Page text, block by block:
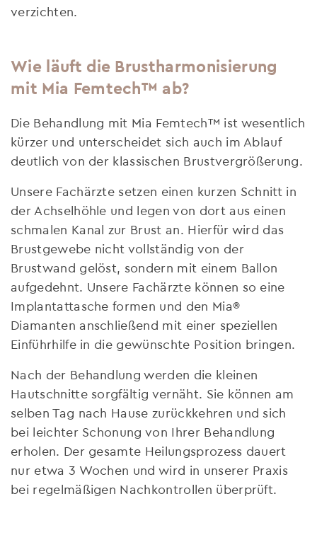
verzichten.
Wie läuft die Brustharmonisierung
mit Mia Femtech™ ab?
Die Behandlung mit Mia Femtech™ ist wesentlich
kürzer und unterscheidet sich auch im Ablauf
deutlich von der klassischen Brustvergrößerung.
Unsere Fachärzte setzen einen kurzen Schnitt in
der Achselhöhle und legen von dort aus einen
schmalen Kanal zur Brust an. Hierfür wird das
Brustgewebe nicht vollständig von der
Brustwand gelöst, sondern mit einem Ballon
aufgedehnt. Unsere Fachärzte können so eine
Implantattasche formen und den Mia®
Diamanten anschließend mit einer speziellen
Einführhilfe in die gewünschte Position bringen.
Nach der Behandlung werden die kleinen
Hautschnitte sorgfältig vernäht. Sie können am
selben Tag nach Hause zurückkehren und sich
bei leichter Schonung von Ihrer Behandlung
erholen. Der gesamte Heilungsprozess dauert
nur etwa 3 Wochen und wird in unserer Praxis
bei regelmäßigen Nachkontrollen überprüft.